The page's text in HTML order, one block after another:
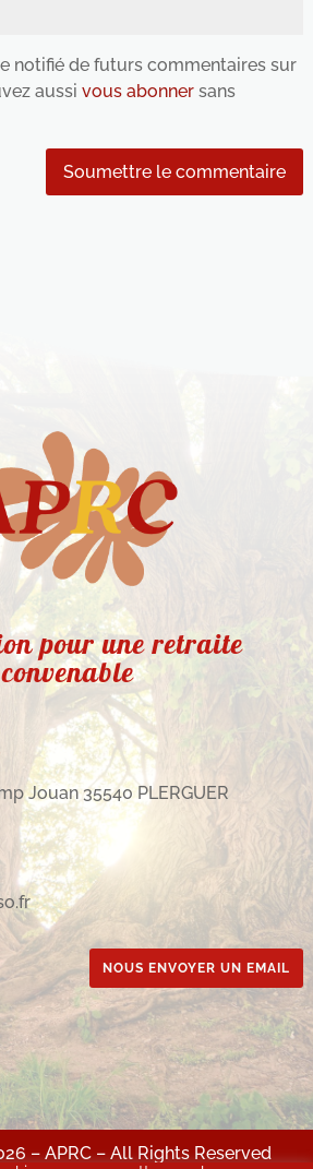
notifié de futurs commentaires sur
aussi vous abonnersans
Soumettre le commentaire
pour une retraite
convenable
Jouan 35540 PLERGUER
NOUS ENVOYER UN EMAIL
– APRC – All Rights Reserved